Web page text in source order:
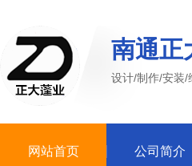
南通正
设计/制作/安装/
网站首页 公司简介